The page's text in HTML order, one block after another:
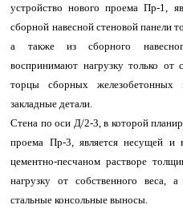
устройство нового проема Пр-1,
сборной навесной стеновой панели
а также из сборного
воспринимают нагрузку только от
торцы сборных
закладные детали.
Стена по оси Д/2-3, в которой
проема Пр-3, является несущей и
цементно-песчаном растворе
нагрузку от собственного веса,
стальные консольные выносы.